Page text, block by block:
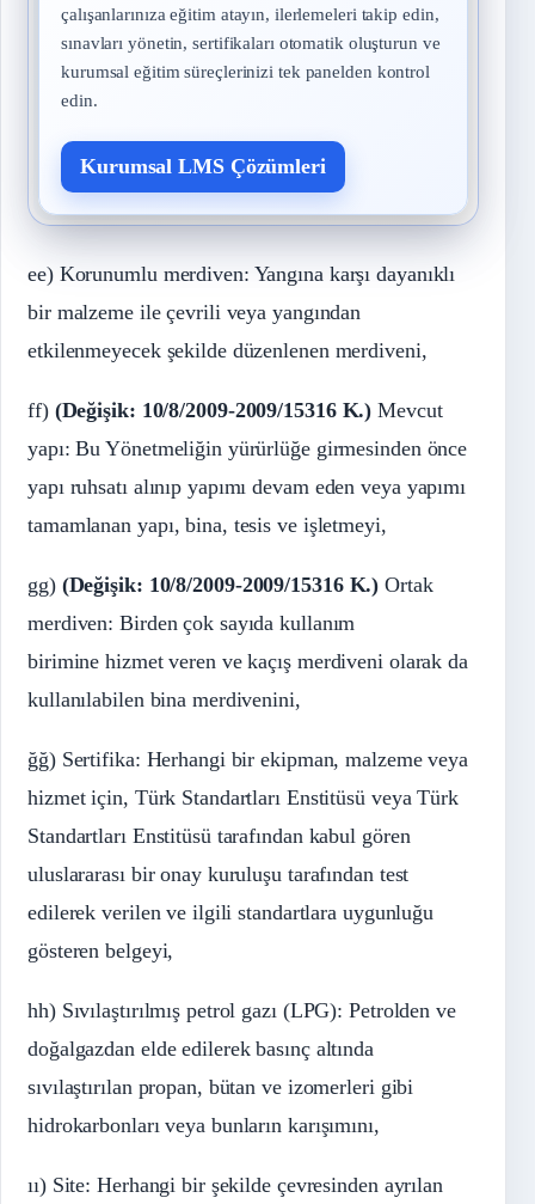
çalışanlarınıza eğitim atayın, ilerlemeleri takip edin,
sınavları yönetin, sertifikaları otomatik oluşturun ve
kurumsal eğitim süreçlerinizi tek panelden kontrol
edin.
Kurumsal LMS Çözümleri
ee) Korunumlu merdiven: Yangına karşı dayanıklı
bir malzeme ile çevrili veya yangından
etkilenmeyecek şekilde düzenlenen merdiveni,
ff) (Değişik: 10/8/2009-2009/15316 K.) Mevcut
yapı: Bu Yönetmeliğin yürürlüğe girmesinden önce
yapı ruhsatı alınıp yapımı devam eden veya yapımı
tamamlanan yapı, bina, tesis ve işletmeyi,
gg) (Değişik: 10/8/2009-2009/15316 K.) Ortak
merdiven: Birden çok sayıda kullanım
birimine hizmet veren ve kaçış merdiveni olarak da
kullanılabilen bina merdivenini,
ğğ) Sertifika: Herhangi bir ekipman, malzeme veya
hizmet için, Türk Standartları Enstitüsü veya Türk
Standartları Enstitüsü tarafından kabul gören
uluslararası bir onay kuruluşu tarafından test
edilerek verilen ve ilgili standartlara uygunluğu
gösteren belgeyi,
hh) Sıvılaştırılmış petrol gazı (LPG): Petrolden ve
doğalgazdan elde edilerek basınç altında
sıvılaştırılan propan, bütan ve izomerleri gibi
hidrokarbonları veya bunların karışımını,
ıı) Site: Herhangi bir şekilde çevresinden ayrılan